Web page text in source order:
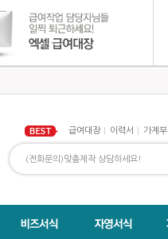
급여대장 이력서 가계부